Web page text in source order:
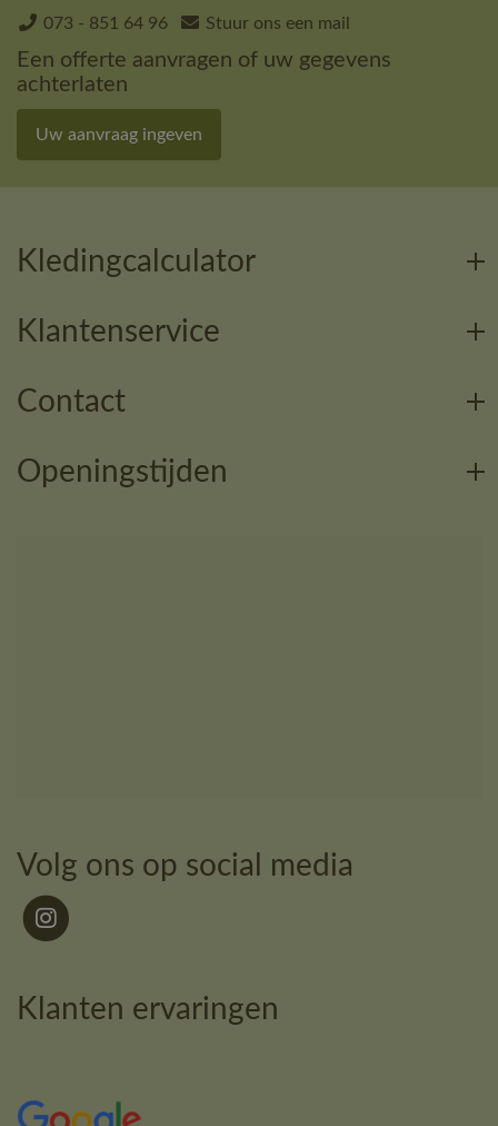
073 - 851 64 96 Stuur ons een mail
Een offerte aanvragen of uw gegevens
achterlaten
Uw aanvraag ingeven
Kledingcalculator
Klantenservice
Contact
Openingstijden
Volg ons op social media
Klanten ervaringen